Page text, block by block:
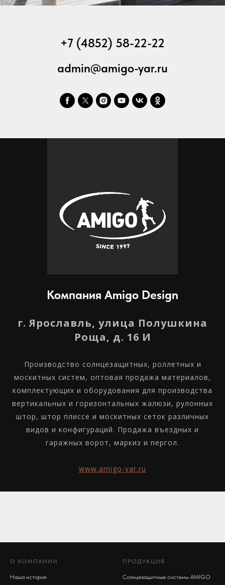
+7 (4852) 58-22-22
admin@amigo-yar.ru
Компания Amigo Design
г. Ярославль, улица Полушкина
Роща, д. 16 И
Производство солнцезащитных, роллетных и
москитных систем, оптовая продажа материалов,
комплектующих и оборудования для производства
вертикальных и горизонтальных жалюзи, рулонных
штор, штор плиссе и москитных сеток различных
видов и конфигураций. Продажа въездных и
гаражных ворот, маркиз и пергол.
www.amigo-yar.ru
О КОМПАНИИ
Наша история
ПРОДУКЦИЯ
Солнцезащитные системы AMIGO